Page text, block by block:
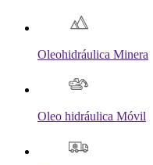
Oleohidráulica Minera
Oleo hidráulica Móvil